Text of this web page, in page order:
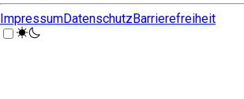
ImpressumDatenschutzBarrierefreiheit